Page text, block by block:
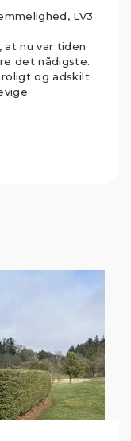
LV3
at nu var tiden
det nådigste.
og adskilt